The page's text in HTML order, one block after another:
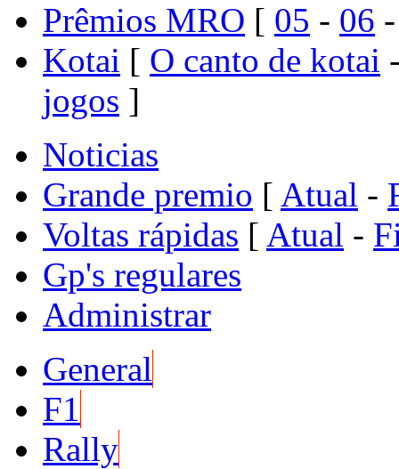
Prêmios MRO [ 05 - 06
Kotai [ O canto de kotai
jogos ]
Noticias
Grande premio [ Atual -
Voltas rápidas [ Atual -
Gp's regulares
Administrar
General
F1
Rally